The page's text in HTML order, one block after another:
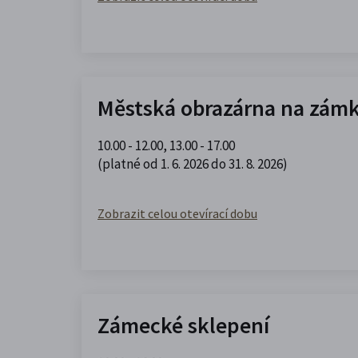
Městská obrazárna na
10.00 - 12.00, 13.00 - 17.00
(platné od 1. 6. 2026 do 31. 8. 2026)
Zobrazit celou otevírací dobu
Zámecké sklepení